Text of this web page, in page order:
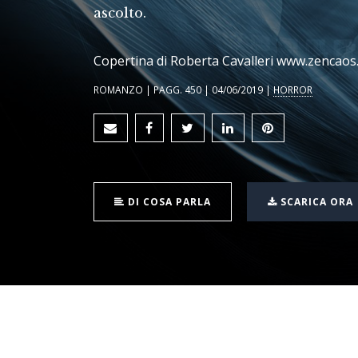
ascolto.
Copertina di Roberta Cavalleri
ROMANZO | PAGG. 450 | 04/06/2019 |HORROR
DI COSA PARLA SCARICA ORA